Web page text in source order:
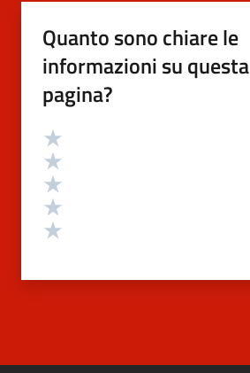
Quanto sono chiare le
informazioni su questa
pagina?
Valutazione